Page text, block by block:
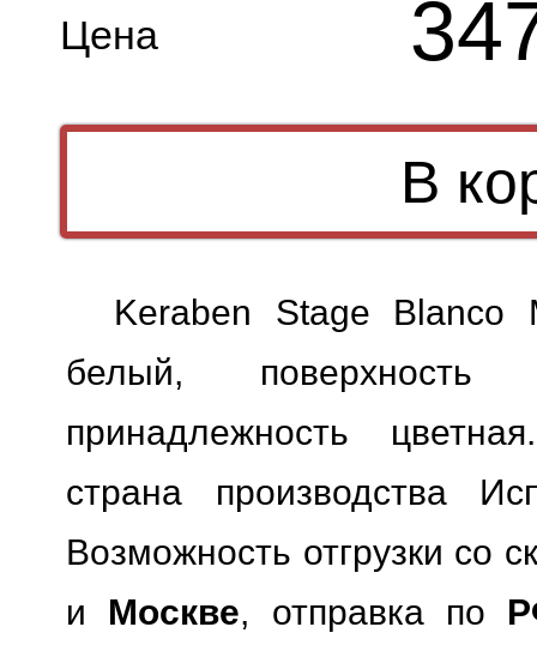
Цена
Keraben Stage Blanco
белый, поверхность
принадлежность
страна производства
Возможность отгрузки со
и Москве, отправка по